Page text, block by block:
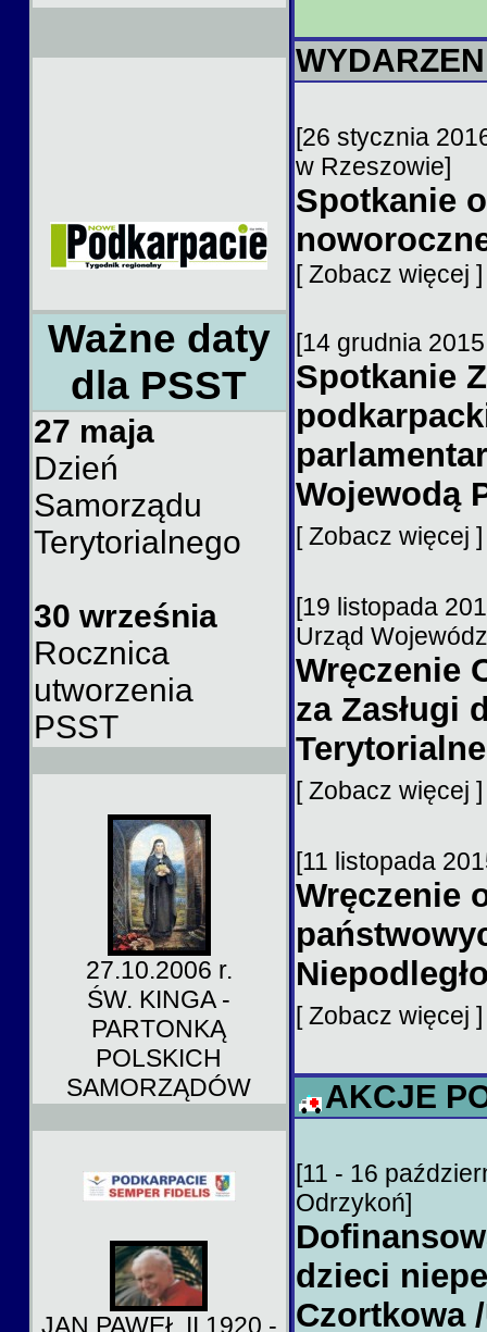
Ważne daty
dla PSST
27 maja
Dzień
Samorządu
Terytorialnego
30 września
Rocznica
utworzenia
PSST
27.10.2006 r.
ŚW. KINGA -
PARTONKĄ
POLSKICH
SAMORZĄDÓW
JAN PAWEŁ II 1920 -
[26 stycznia
w Rzeszowie]
Spotkanie
[ Zobacz więcej
[14 grudnia
Spotkanie
Wojewodą
[ Zobacz więcej
[19 listopada
Urząd
Wręczenie
za Zasługi
[ Zobacz więcej
[11 listopada
Wręczenie
[ Zobacz więcej
AKCJE
[11 - 16
Odrzykoń]
dzieci
Czortkowa